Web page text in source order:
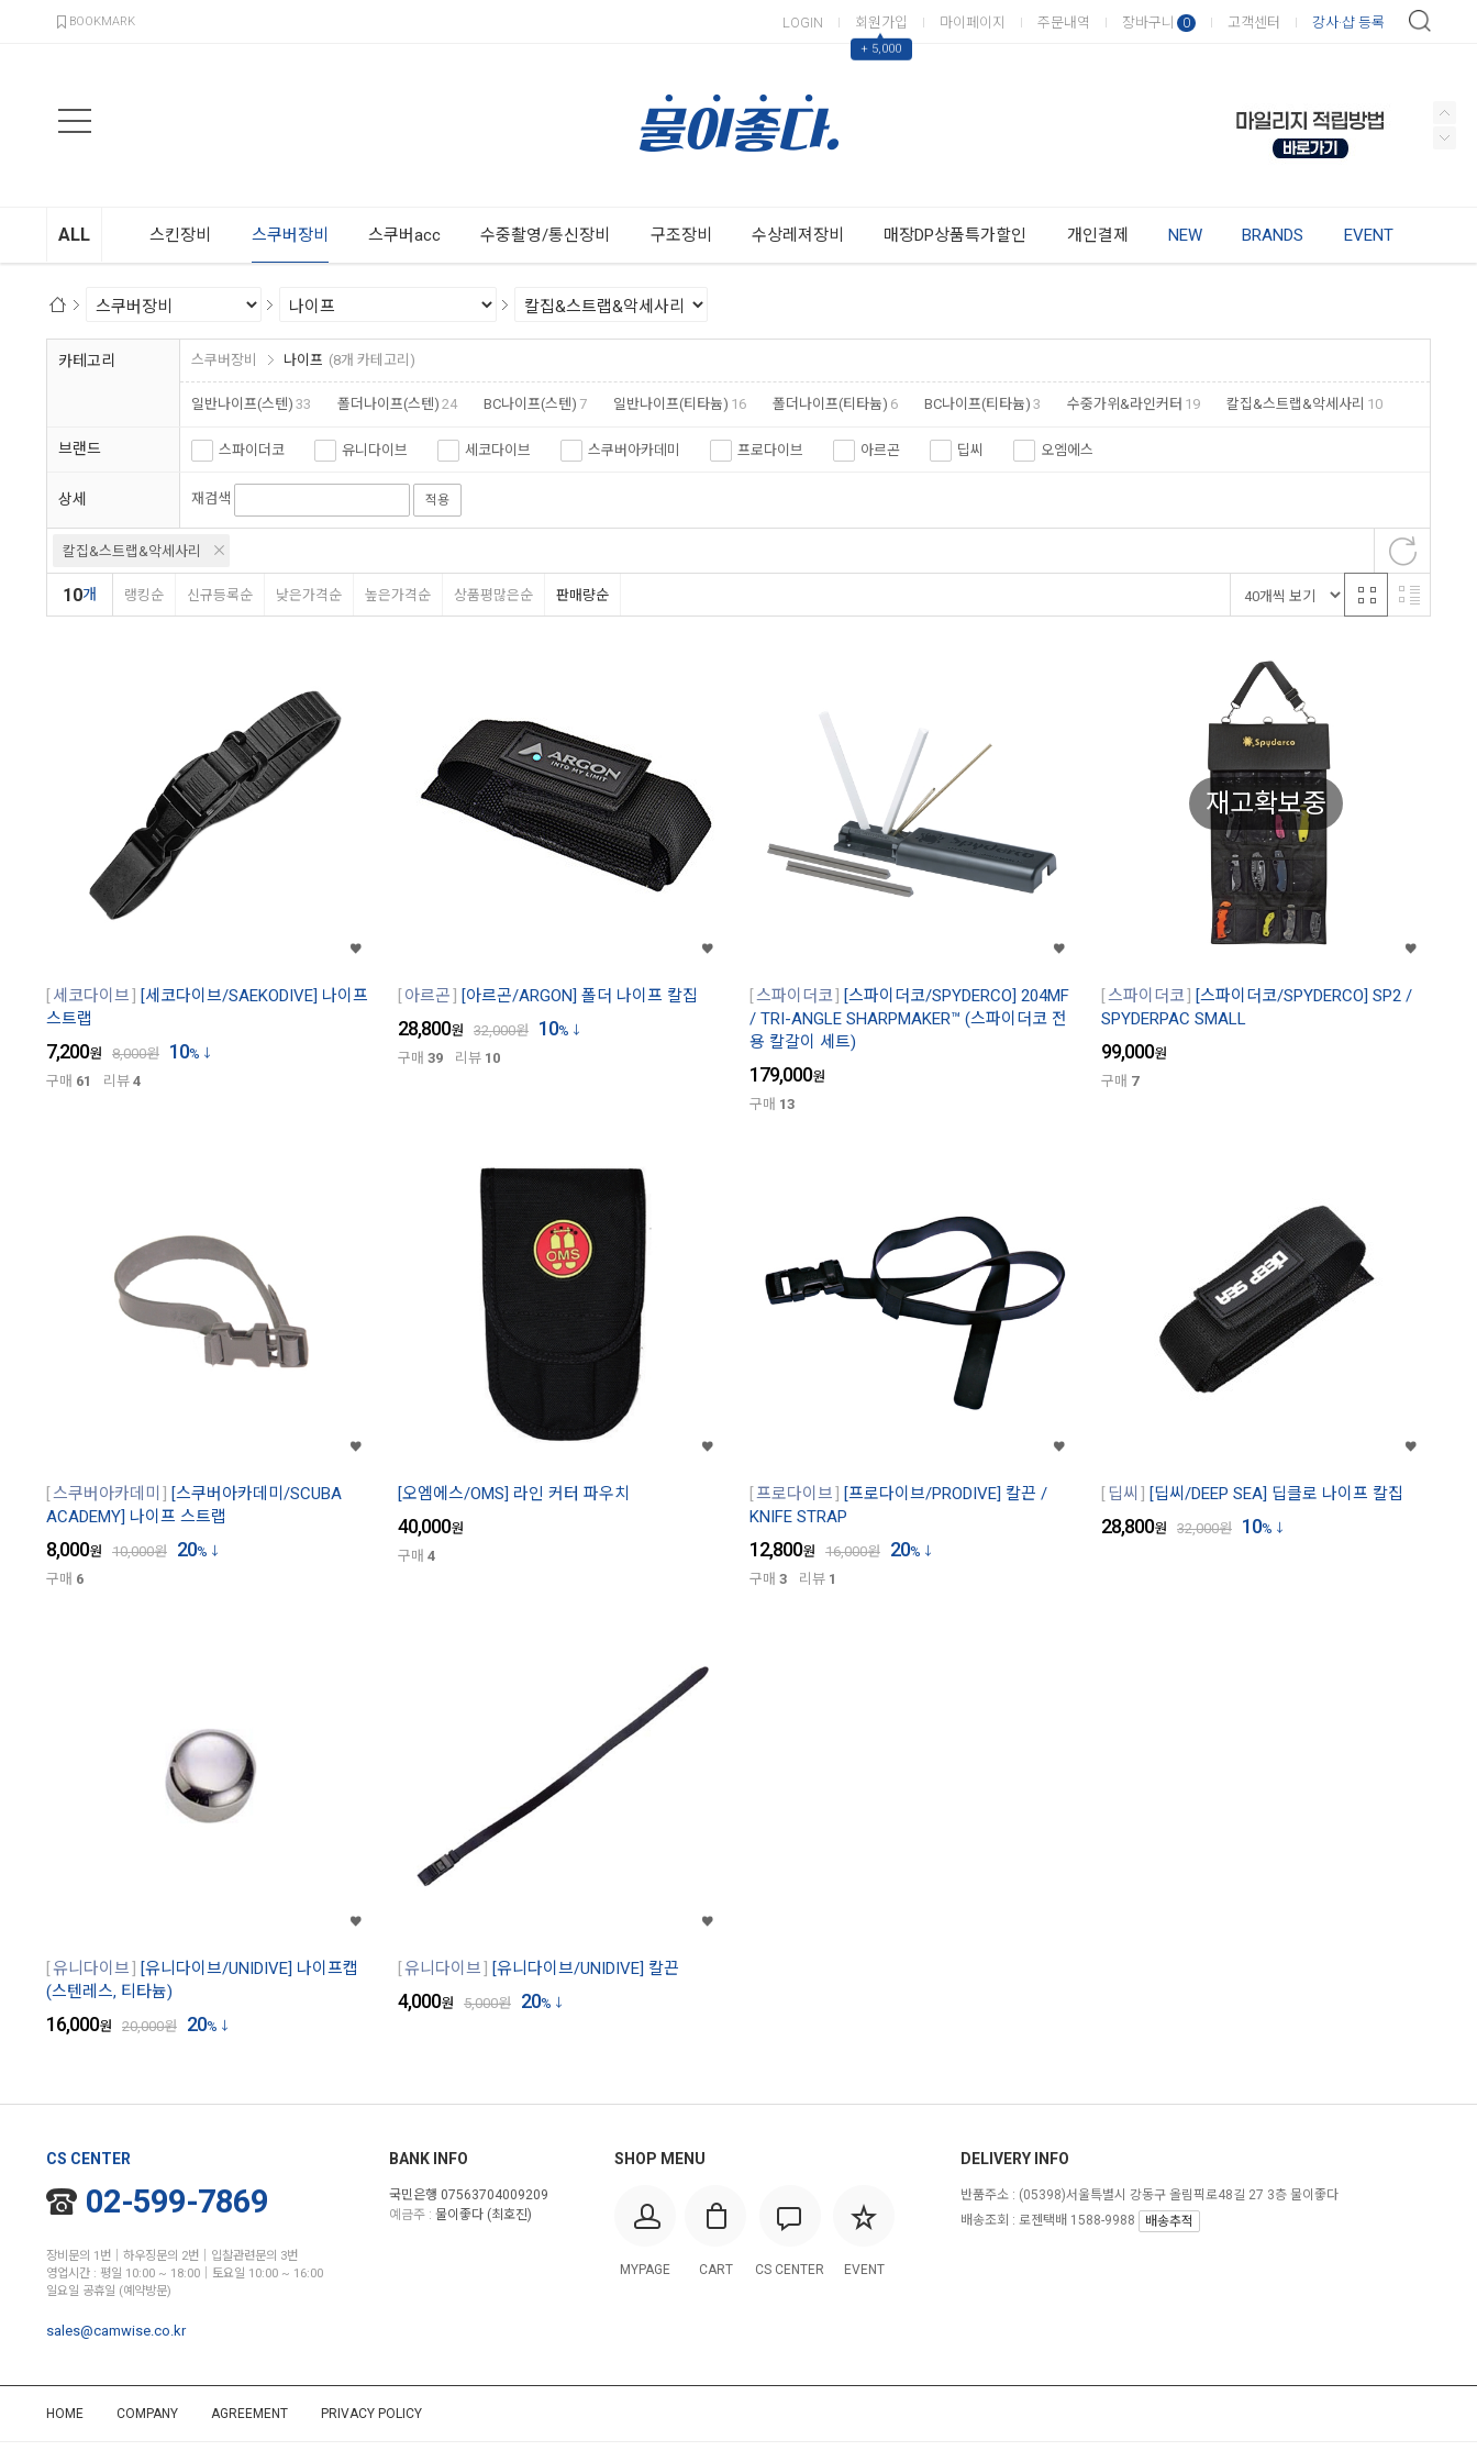
BOOKMARK LOGIN 회원가입
▲
+ 5,000
마이페이지 주문내역 장바구니 0 고객센터 강사·샵 등록
ALL 스킨장비 스쿠버장비 스쿠버acc 수중촬영/통신장비 구조장비 수상레져장비 매장DP상품특가할인 개인결제 NEW BRANDS EVENT
카테고리 스쿠버장비 나이프 (8개 카테고리)
일반나이프(스텐) 33 폴더나이프(스텐) 24 BC나이프(스텐) 7 일반나이프(티타늄) 16 폴더나이프(티타늄) 6 BC나이프(티타늄) 3 수중가위&라인커터 19 칼집&스트랩&악세사리 10
브랜드 스파이더코 유니다이브 세코다이브 스쿠버아카데미 프로다이브 아르곤 딥씨 오엠에스
상세 재검색 적용
칼집&스트랩&악세사리
10개 랭킹순 신규등록순 낮은가격순 높은가격순 상품평많은순 판매량순
세코다이브
[세코다이브/SAEKODIVE] 나이프
스트랩
7,200원 8,000원 10%
구매 61 리뷰 4
아르곤 [아르곤/ARGON] 폴더 나이프 칼집
28,800원 32,000원 10%
구매 39 리뷰 10
스파이더코
[스파이더코/SPYDERCO] 204MF
/ TRI-ANGLE SHARPMAKER™ (스파이더코 전
용 칼갈이 세트)
179,000원
구매 13
재고확보중
스파이더코
[스파이더코/SPYDERCO] SP2 /
SPYDERPAC SMALL
99,000원
구매 7
스쿠버아카데미
[스쿠버아카데미/SCUBA
ACADEMY] 나이프 스트랩
8,000원 10,000원 20%
구매 6
[오엠에스/OMS] 라인 커터 파우치
40,000원
구매 4
프로다이브
[프로다이브/PRODIVE] 칼끈 /
KNIFE STRAP
12,800원 16,000원 20%
구매 3 리뷰 1
딥씨 [딥씨/DEEP SEA] 딥클로 나이프 칼집
28,800원 32,000원 10%
유니다이브
[유니다이브/UNIDIVE] 나이프캡
(스텐레스, 티타늄)
16,000원 20,000원 20%
유니다이브 [유니다이브/UNIDIVE] 칼끈
4,000원 5,000원 20%
CS CENTER
02-599-7869
장비문의 1번│하우징문의 2번│입찰관련문의 3번
영업시간 : 평일 10:00 ~ 18:00│토요일 10:00 ~ 16:00
일요일 공휴일 (예약방문)
sales@camwise.co.kr
BANK INFO
국민은행 07563704009209
예금주 : 물이좋다 (최호진)
SHOP MENU
MYPAGE CART CS CENTER EVENT
DELIVERY INFO
반품주소 : (05398)서울특별시 강동구 올림픽로48길 27 3층 물이좋다
배송조회 : 로젠택배 1588-9988
배송추적
HOME COMPANY AGREEMENT PRIVACY POLICY